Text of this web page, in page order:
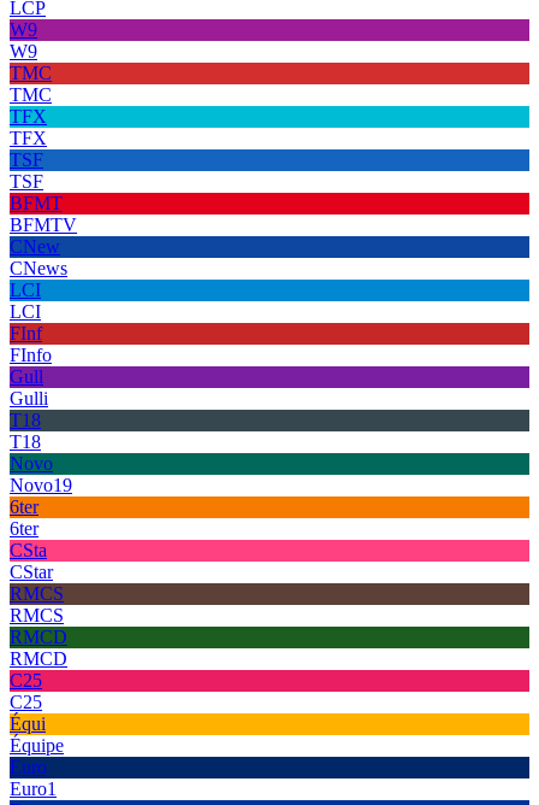
LCP
W9
W9
TMC
TMC
TFX
TFX
TSF
TSF
BFMT
BFMTV
CNew
CNews
LCI
LCI
FInf
FInfo
Gull
Gulli
T18
T18
Novo
Novo19
6ter
6ter
CSta
CStar
RMCS
RMCS
RMCD
RMCD
C25
C25
Équi
Équipe
Euro
Euro1